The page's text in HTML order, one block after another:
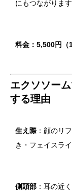
にもつながります
料金：5,500円（
エクソソー
する理由
生え際：顔のリ
き・フェイスラ
側頭部 ：耳の近